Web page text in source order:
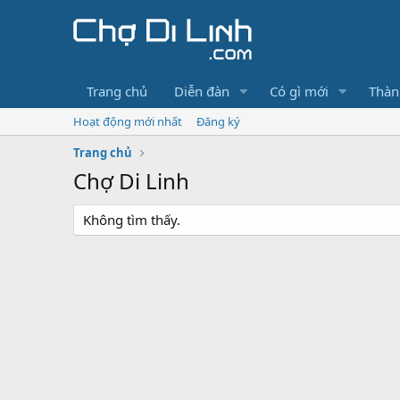
Trang chủ Diễn đàn Có gì mới
Hoạt động mới nhất
Đăng ký
Trang chủ
Chợ Di Linh
Không tìm thấy.